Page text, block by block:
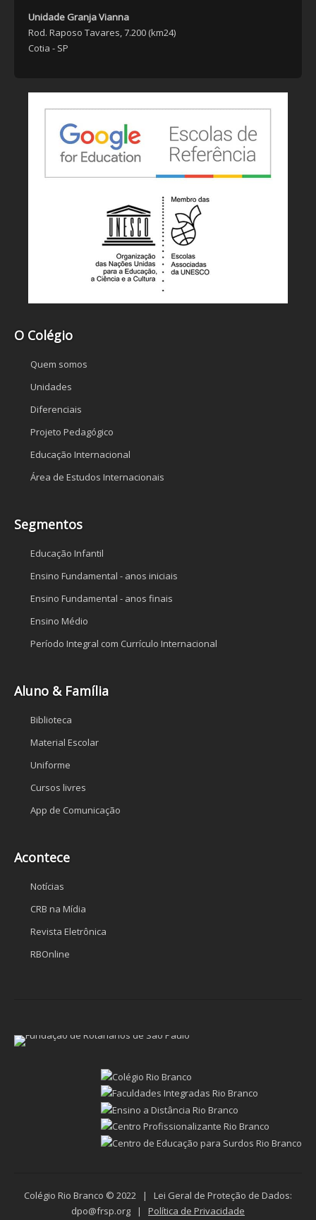
Unidade Granja Vianna
Rod. Raposo Tavares, 7.200 (km24)
Cotia - SP
O Colégio
Quem somos
Unidades
Diferenciais
Projeto Pedagógico
Educação Internacional
Área de Estudos Internacionais
Segmentos
Educação Infantil
Ensino Fundamental - anos iniciais
Ensino Fundamental - anos finais
Ensino Médio
Período Integral com Currículo Internacional
Aluno & Família
Biblioteca
Material Escolar
Uniforme
Cursos livres
App de Comunicação
Acontece
Notícias
CRB na Mídia
Revista Eletrônica
RBOnline
Colégio Rio Branco © 2022 | Lei Geral de Proteção de Dados:
dpo@frsp.org | Política de Privacidade